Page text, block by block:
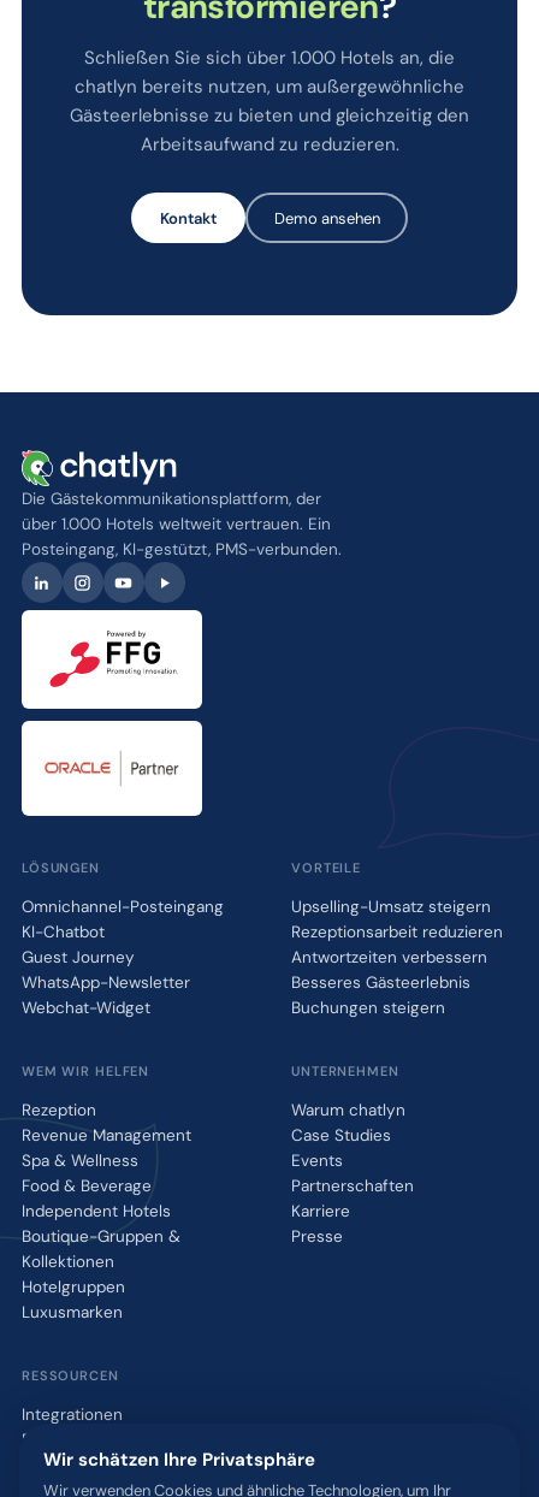
Schließen Sie sich über 1.000 Hotels an, die
chatlyn bereits nutzen, um außergewöhnliche
Gästeerlebnisse zu bieten und gleichzeitig den
Arbeitsaufwand zu reduzieren.
Kontakt Demo ansehen
Die Gästekommunikationsplattform, der
über 1.000 Hotels weltweit vertrauen. Ein
Posteingang, KI-gestützt, PMS-verbunden.
LÖSUNGEN
Omnichannel-Posteingang
KI-Chatbot
Guest Journey
WhatsApp-Newsletter
Webchat-Widget
VORTEILE
Upselling-Umsatz steigern
Rezeptionsarbeit reduzieren
Antwortzeiten verbessern
Besseres Gästeerlebnis
Buchungen steigern
WEM WIR HELFEN
Rezeption
Revenue Management
Spa & Wellness
Food & Beverage
Independent Hotels
Boutique-Gruppen &
Kollektionen
Hotelgruppen
Luxusmarken
UNTERNEHMEN
Warum chatlyn
Case Studies
Events
Partnerschaften
Karriere
Presse
RESSOURCEN
Integrationen
Blog
Glossar
WhatsApp QR-Tool
Wir schätzen Ihre Privatsphäre
Wir verwenden Cookies und ähnliche Technologien, um Ihr